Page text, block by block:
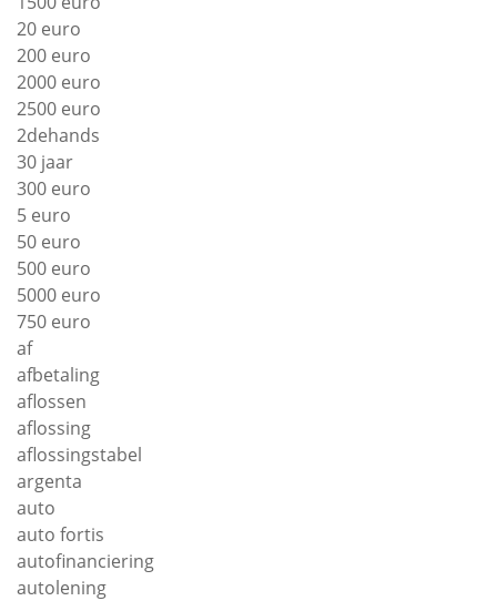
20 euro
200 euro
2000 euro
2500 euro
2dehands
30 jaar
300 euro
5 euro
50 euro
500 euro
5000 euro
750 euro
af
afbetaling
aflossen
aflossing
aflossingstabel
argenta
auto
auto fortis
autofinanciering
autolening